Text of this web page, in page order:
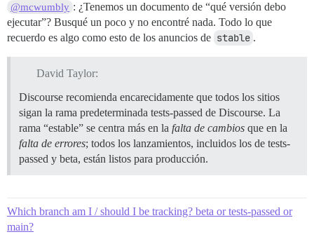
@mcwumbly : ¿Tenemos un documento de “qué versión debo
ejecutar”? Busqué un poco y no encontré nada. Todo lo que
recuerdo es algo como esto de los anuncios de stable .
David Taylor:
Discourse recomienda encarecidamente que todos los sitios
sigan la rama predeterminada tests-passed de Discourse. La
rama “estable” se centra más en la falta de cambios que en la
falta de errores; todos los lanzamientos, incluidos los de tests-
passed y beta, están listos para producción.
Which branch am I / should I be tracking? beta or tests-passed or
main?